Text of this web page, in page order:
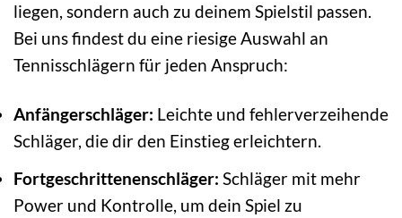
liegen, sondern auch zu deinem Spielstil passen.
Bei uns findest du eine riesige Auswahl an
Tennisschlägern für jeden Anspruch:
Anfängerschläger: Leichte und fehlerverzeihende
Schläger, die dir den Einstieg erleichtern.
Fortgeschrittenenschläger: Schläger mit mehr
Power und Kontrolle, um dein Spiel zu